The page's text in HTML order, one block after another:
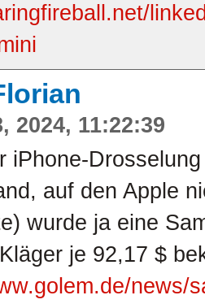
2024, 11:22:39
iPhone-
auf den Apple
wurde ja eine
je 92,17 $
news/